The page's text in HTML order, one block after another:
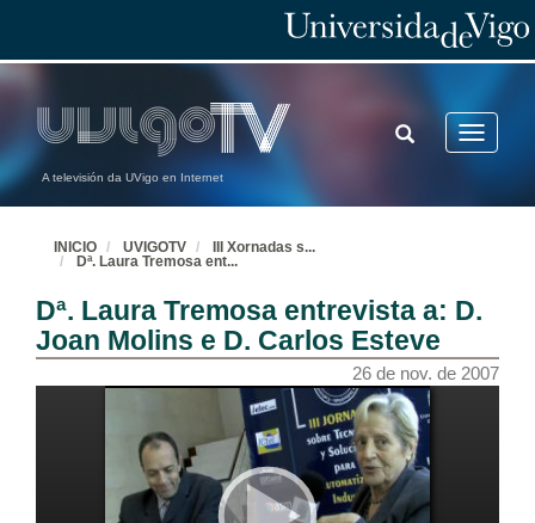
A televisión da UVigo en Internet
Toggle
TOGGLE
SEARCH
INICIO UVIGOTV III Xornadas s...
Dª. Laura Tremosa ent...
Dª. Laura Tremosa entrevista a: D.
Joan Molins e D. Carlos Esteve
26 de nov. de 2007